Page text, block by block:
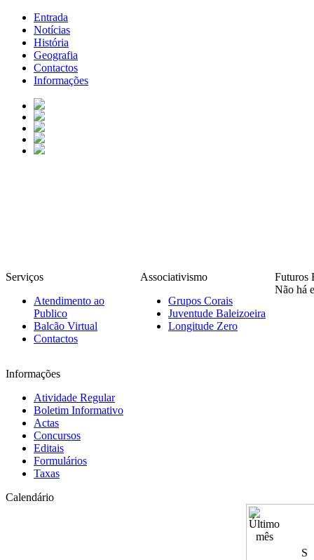
Entrada
Notícias
História
Geografia
Contactos
Informações
Serviços
Atendimento ao
Publico
Balcão Virtual
Contactos
Associativismo
Grupos Corais
Juventude Baleizoeira
Longitude Zero
Futuros
Não há
Informações
Atividade Regular
Boletim Informativo
Actas
Concursos
Editais
Formulários
Taxas
Calendário
S